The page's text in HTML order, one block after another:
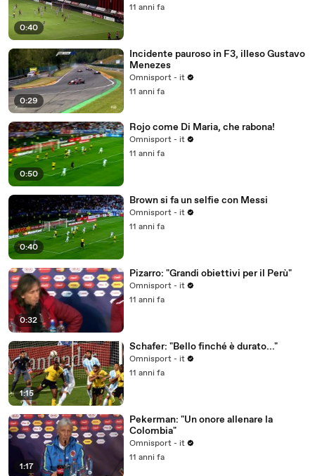
0:40
11 anni fa
0:29
Incidente pauroso in F3, illeso Gustavo
Menezes
Omnisport - it
11 anni fa
0:50
Rojo come Di Maria, che rabona!
Omnisport - it
11 anni fa
0:40
Brown si fa un selfie con Messi
Omnisport - it
11 anni fa
0:32
Pizarro: "Grandi obiettivi per il Perù"
Omnisport - it
11 anni fa
1:15
Schafer: "Bello finché è durato..."
Omnisport - it
11 anni fa
1:17
Pekerman: "Un onore allenare la
Colombia"
Omnisport - it
11 anni fa